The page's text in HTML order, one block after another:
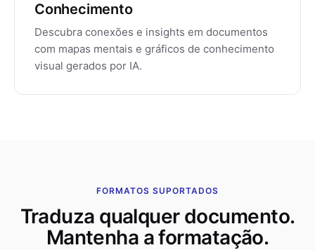
Conhecimento
Descubra conexões e insights em documentos
com mapas mentais e gráficos de conhecimento
visual gerados por IA.
FORMATOS SUPORTADOS
Traduza qualquer documento.
Mantenha a formatação.